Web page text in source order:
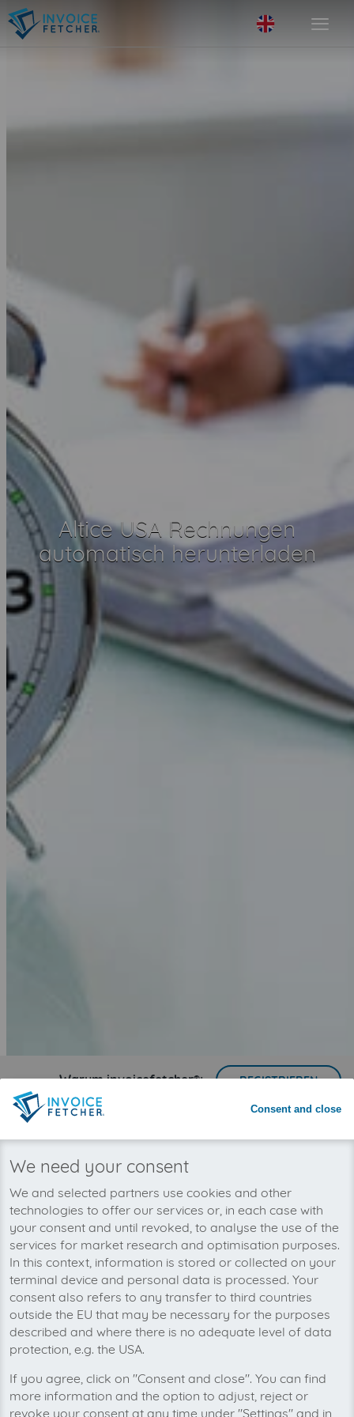
Altice USA Rechnungen
automatisch herunterladen
Warum invoicefetcher®: REGISTRIEREN
invoicefetcher® › Plattformen
Wir wollen auch bald Ihre Altice
USA-Rechnungen automatisch
abholen!
Consent and close
We need your consent
We and selected partners use cookies and other
technologies to offer our services or, in each case with
your consent and until revoked, to analyse the use of the
services for market research and optimisation purposes.
In this context, information is stored or collected on your
terminal device and personal data is processed. Your
consent also refers to any transfer to third countries
outside the EU that may be necessary for the purposes
described and where there is no adequate level of data
protection, e.g. the USA.
If you agree, click on "Consent and close". You can find
more information and the option to adjust, reject or
revoke your consent at any time under "Settings" and in